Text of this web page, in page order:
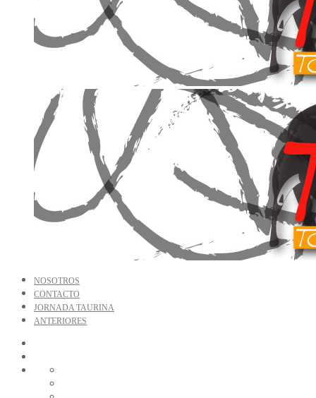
NOSOTROS
CONTACTO
JORNADA TAURINA
ANTERIORES